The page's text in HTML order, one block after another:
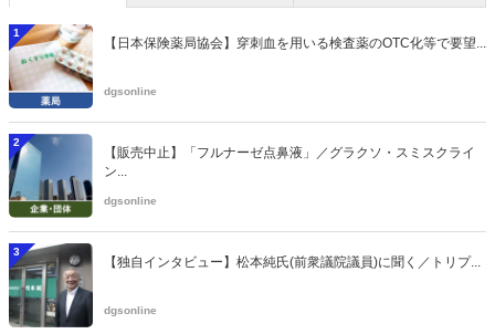
1
【日本保険薬局協会】穿刺血を用いる検査薬のOTC化等で要望...
dgsonline
2
【販売中止】「フルナーゼ点鼻液」／グラクソ・スミスクライ
ン...
dgsonline
3
【独自インタビュー】松本純氏(前衆議院議員)に聞く／トリプ...
dgsonline